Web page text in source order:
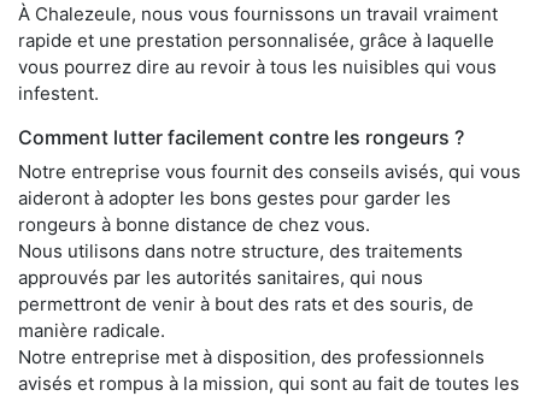
À Chalezeule, nous vous fournissons un travail vraiment
rapide et une prestation personnalisée, grâce à laquelle
vous pourrez dire au revoir à tous les nuisibles qui vous
infestent.
Comment lutter facilement contre les rongeurs ?
Notre entreprise vous fournit des conseils avisés, qui vous
aideront à adopter les bons gestes pour garder les
rongeurs à bonne distance de chez vous.
Nous utilisons dans notre structure, des traitements
approuvés par les autorités sanitaires, qui nous
permettront de venir à bout des rats et des souris, de
manière radicale.
Notre entreprise met à disposition, des professionnels
avisés et rompus à la mission, qui sont au fait de toutes les